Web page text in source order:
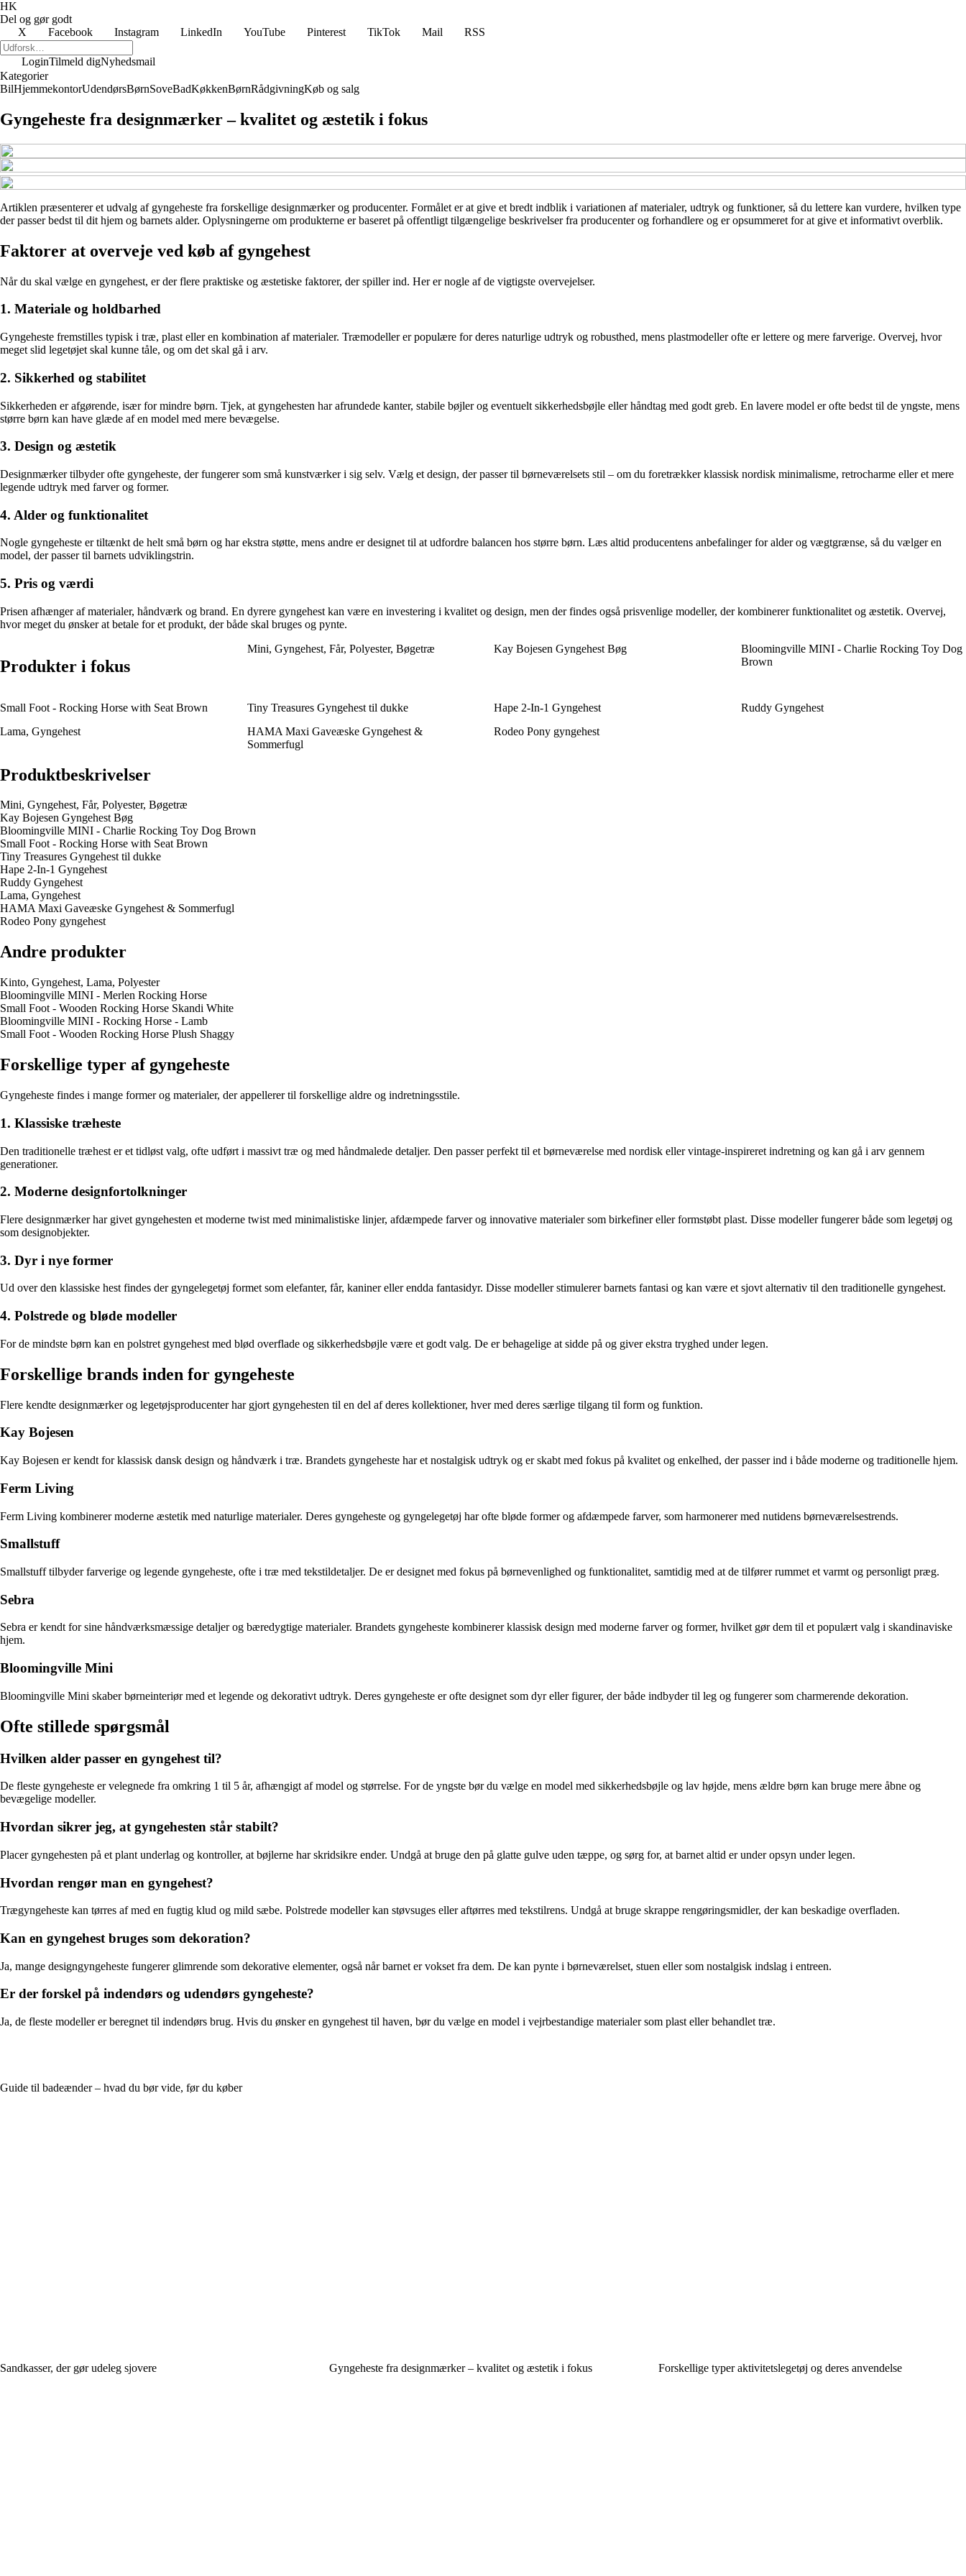
HK
Del og gør godt
X
Facebook Instagram LinkedIn YouTube Pinterest TikTok Mail RSS
LoginTilmeld digNyhedsmail
Kategorier
BilHjemmekontorUdendørsBørnSoveBadKøkkenBørnRådgivningKøb og salg
Gyngeheste fra designmærker – kvalitet og æstetik i fokus
Artiklen præsenterer et udvalg af gyngeheste fra forskellige designmærker og producenter. Formålet er at give et bredt indblik i variationen af materialer, udtryk og funktioner, så du lettere kan vurdere, hvilken type
der passer bedst til dit hjem og barnets alder. Oplysningerne om produkterne er baseret på offentligt tilgængelige beskrivelser fra producenter og forhandlere og er opsummeret for at give et informativt overblik.
Faktorer at overveje ved køb af gyngehest
Når du skal vælge en gyngehest, er der flere praktiske og æstetiske faktorer, der spiller ind. Her er nogle af de vigtigste overvejelser.
1. Materiale og holdbarhed
Gyngeheste fremstilles typisk i træ, plast eller en kombination af materialer. Træmodeller er populære for deres naturlige udtryk og robusthed, mens plastmodeller ofte er lettere og mere farverige. Overvej, hvor
meget slid legetøjet skal kunne tåle, og om det skal gå i arv.
2. Sikkerhed og stabilitet
Sikkerheden er afgørende, især for mindre børn. Tjek, at gyngehesten har afrundede kanter, stabile bøjler og eventuelt sikkerhedsbøjle eller håndtag med godt greb. En lavere model er ofte bedst til de yngste, mens
større børn kan have glæde af en model med mere bevægelse.
3. Design og æstetik
Designmærker tilbyder ofte gyngeheste, der fungerer som små kunstværker i sig selv. Vælg et design, der passer til børneværelsets stil – om du foretrækker klassisk nordisk minimalisme, retrocharme eller et mere
legende udtryk med farver og former.
4. Alder og funktionalitet
Nogle gyngeheste er tiltænkt de helt små børn og har ekstra støtte, mens andre er designet til at udfordre balancen hos større børn. Læs altid producentens anbefalinger for alder og vægtgrænse, så du vælger en
model, der passer til barnets udviklingstrin.
5. Pris og værdi
Prisen afhænger af materialer, håndværk og brand. En dyrere gyngehest kan være en investering i kvalitet og design, men der findes også prisvenlige modeller, der kombinerer funktionalitet og æstetik. Overvej,
hvor meget du ønsker at betale for et produkt, der både skal bruges og pynte.
Produkter i fokus
Mini, Gyngehest, Får, Polyester, Bøgetræ Kay Bojesen Gyngehest Bøg
Bloomingville MINI - Charlie Rocking Toy Dog
Brown
Small Foot - Rocking Horse with Seat Brown Tiny Treasures Gyngehest til dukke Hape 2-In-1 Gyngehest
Ruddy Gyngehest
Lama, Gyngehest
HAMA Maxi Gaveæske Gyngehest &
Sommerfugl
Rodeo Pony gyngehest
Produktbeskrivelser
Mini, Gyngehest, Får, Polyester, Bøgetræ
Kay Bojesen Gyngehest Bøg
Bloomingville MINI - Charlie Rocking Toy Dog Brown
Small Foot - Rocking Horse with Seat Brown
Tiny Treasures Gyngehest til dukke
Hape 2-In-1 Gyngehest
Ruddy Gyngehest
Lama, Gyngehest
HAMA Maxi Gaveæske Gyngehest & Sommerfugl
Rodeo Pony gyngehest
Andre produkter
Kinto, Gyngehest, Lama, Polyester
Bloomingville MINI - Merlen Rocking Horse
Small Foot - Wooden Rocking Horse Skandi White
Bloomingville MINI - Rocking Horse - Lamb
Small Foot - Wooden Rocking Horse Plush Shaggy
Forskellige typer af gyngeheste
Gyngeheste findes i mange former og materialer, der appellerer til forskellige aldre og indretningsstile.
1. Klassiske træheste
Den traditionelle træhest er et tidløst valg, ofte udført i massivt træ og med håndmalede detaljer. Den passer perfekt til et børneværelse med nordisk eller vintage-inspireret indretning og kan gå i arv gennem
generationer.
2. Moderne designfortolkninger
Flere designmærker har givet gyngehesten et moderne twist med minimalistiske linjer, afdæmpede farver og innovative materialer som birkefiner eller formstøbt plast. Disse modeller fungerer både som legetøj og
som designobjekter.
3. Dyr i nye former
Ud over den klassiske hest findes der gyngelegetøj formet som elefanter, får, kaniner eller endda fantasidyr. Disse modeller stimulerer barnets fantasi og kan være et sjovt alternativ til den traditionelle gyngehest.
4. Polstrede og bløde modeller
For de mindste børn kan en polstret gyngehest med blød overflade og sikkerhedsbøjle være et godt valg. De er behagelige at sidde på og giver ekstra tryghed under legen.
Forskellige brands inden for gyngeheste
Flere kendte designmærker og legetøjsproducenter har gjort gyngehesten til en del af deres kollektioner, hver med deres særlige tilgang til form og funktion.
Kay Bojesen
Kay Bojesen er kendt for klassisk dansk design og håndværk i træ. Brandets gyngeheste har et nostalgisk udtryk og er skabt med fokus på kvalitet og enkelhed, der passer ind i både moderne og traditionelle hjem.
Ferm Living
Ferm Living kombinerer moderne æstetik med naturlige materialer. Deres gyngeheste og gyngelegetøj har ofte bløde former og afdæmpede farver, som harmonerer med nutidens børneværelsestrends.
Smallstuff
Smallstuff tilbyder farverige og legende gyngeheste, ofte i træ med tekstildetaljer. De er designet med fokus på børnevenlighed og funktionalitet, samtidig med at de tilfører rummet et varmt og personligt præg.
Sebra
Sebra er kendt for sine håndværksmæssige detaljer og bæredygtige materialer. Brandets gyngeheste kombinerer klassisk design med moderne farver og former, hvilket gør dem til et populært valg i skandinaviske
hjem.
Bloomingville Mini
Bloomingville Mini skaber børneinteriør med et legende og dekorativt udtryk. Deres gyngeheste er ofte designet som dyr eller figurer, der både indbyder til leg og fungerer som charmerende dekoration.
Ofte stillede spørgsmål
Hvilken alder passer en gyngehest til?
De fleste gyngeheste er velegnede fra omkring 1 til 5 år, afhængigt af model og størrelse. For de yngste bør du vælge en model med sikkerhedsbøjle og lav højde, mens ældre børn kan bruge mere åbne og
bevægelige modeller.
Hvordan sikrer jeg, at gyngehesten står stabilt?
Placer gyngehesten på et plant underlag og kontroller, at bøjlerne har skridsikre ender. Undgå at bruge den på glatte gulve uden tæppe, og sørg for, at barnet altid er under opsyn under legen.
Hvordan rengør man en gyngehest?
Trægyngeheste kan tørres af med en fugtig klud og mild sæbe. Polstrede modeller kan støvsuges eller aftørres med tekstilrens. Undgå at bruge skrappe rengøringsmidler, der kan beskadige overfladen.
Kan en gyngehest bruges som dekoration?
Ja, mange designgyngeheste fungerer glimrende som dekorative elementer, også når barnet er vokset fra dem. De kan pynte i børneværelset, stuen eller som nostalgisk indslag i entreen.
Er der forskel på indendørs og udendørs gyngeheste?
Ja, de fleste modeller er beregnet til indendørs brug. Hvis du ønsker en gyngehest til haven, bør du vælge en model i vejrbestandige materialer som plast eller behandlet træ.
Guide til badeænder – hvad du bør vide, før du køber
Sandkasser, der gør udeleg sjovere Gyngeheste fra designmærker – kvalitet og æstetik i fokus Forskellige typer aktivitetslegetøj og deres anvendelse